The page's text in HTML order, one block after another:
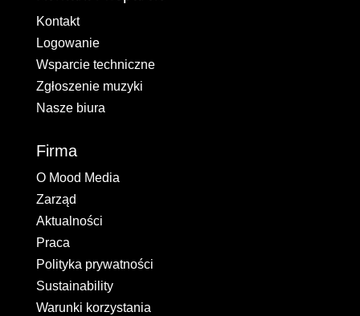
Kontakt
Logowanie
Wsparcie techniczne
Zgłoszenie muzyki
Nasze biura
Firma
O Mood Media
Zarząd
Aktualności
Praca
Polityka prywatności
Sustainability
Warunki korzystania